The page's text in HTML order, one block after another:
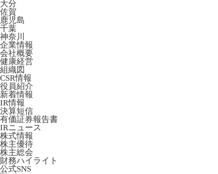
大分
佐賀
鹿児島
千葉
神奈川
企業情報
会社概要
健康経営
組織図
CSR情報
役員紹介
新着情報
IR情報
決算短信
有価証券報告書
IRニュース
株式情報
株主優待
株主総会
財務ハイライト
公式SNS